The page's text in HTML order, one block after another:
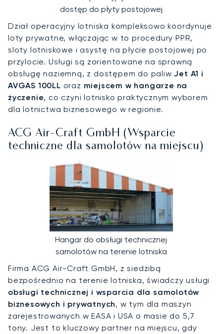
dostęp do płyty postojowej
Dział operacyjny lotniska kompleksowo koordynuje
loty prywatne, włączając w to procedury PPR,
sloty lotniskowe i asystę na płycie postojowej po
przylocie. Usługi są zorientowane na sprawną
obsługę naziemną, z dostępem do paliwJet A1 i
AVGAS 100LL oraz miejscem w hangarze na
życzenie, co czyni lotnisko praktycznym wyborem
dla lotnictwa biznesowego w regionie.
ACG Air-Craft GmbH (Wsparcie
techniczne dla samolotów na miejscu)
Hangar do obsługi technicznej
samolotów na terenie lotniska
Firma ACG Air-Craft GmbH, z siedzibą
bezpośrednio na terenie lotniska, świadczy usługi
obsługi technicznej i wsparcia dla samolotów
biznesowych i prywatnych, w tym dla maszyn
zarejestrowanych w EASA i USA o masie do 5,7
tony. Jest to kluczowy partner na miejscu, gdy